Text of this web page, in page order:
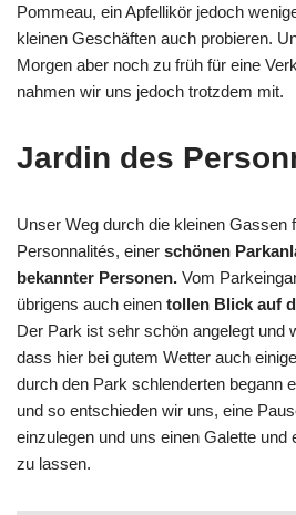
Pommeau, ein Apfellikör jedoch
kleinen Geschäften auch probieren.
Morgen aber noch zu früh für eine
nahmen wir uns jedoch trotzdem mit.
Jardin des
Unser Weg durch die kleinen Gassen
Personnalités, einer schönen
bekannter Personen. Vom
übrigens auch einen tollen Blick auf
Der Park ist sehr schön angelegt und
dass hier bei gutem Wetter auch
durch den Park schlenderten begann
und so entschieden wir uns, eine
einzulegen und uns einen Galette
zu lassen.